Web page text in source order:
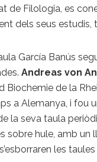
de Filologia, es
dels seus
García Banús
Andreas von
Biochemie de la
a Alemanya, i fou
la seva taula
sobre hule, amb un
les